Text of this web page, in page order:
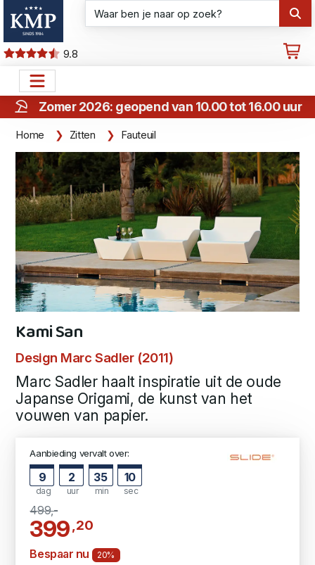
9.8
Zomer 2026: geopend van 10.00 tot 16.00 uur
Home Zitten Fauteuil
Kami San
Design Marc Sadler (2011)
Marc Sadler haalt inspiratie uit de oude
Japanse Origami, de kunst van het
vouwen van papier.
Aanbieding vervalt over:
9
dag
2
uur
35
min
9
sec
499,-
399,20
Bespaar nu 20%